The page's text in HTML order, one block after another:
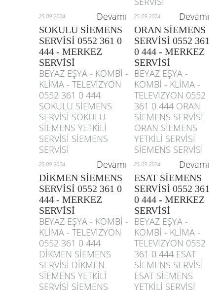
25.09.2024 Devamı 25.09.2024 Devamı
SOKULU SİEMENS
SERVİSİ 0552 361 0
444 - MERKEZ
SERVİSİ
ORAN SİEMENS
SERVİSİ 0552 361
0 444 - MERKEZ
SERVİSİ
BEYAZ EŞYA - KOMBİ -
KLİMA - TELEVİZYON
0552 361 0 444
SOKULU SİEMENS
SERVİSİ SOKULU
SİEMENS YETKİLİ
SERVİSİ SİEMENS
SERVİSİ
BEYAZ EŞYA -
KOMBİ - KLİMA -
TELEVİZYON 0552
361 0 444 ORAN
SİEMENS SERVİSİ
ORAN SİEMENS
YETKİLİ SERVİSİ
SİEMENS SERVİSİ
25.09.2024 Devamı 25.09.2024 Devamı
DİKMEN SİEMENS
SERVİSİ 0552 361 0
444 - MERKEZ
SERVİSİ
ESAT SİEMENS
SERVİSİ 0552 361
0 444 - MERKEZ
SERVİSİ
BEYAZ EŞYA - KOMBİ -
KLİMA - TELEVİZYON
0552 361 0 444
DİKMEN SİEMENS
SERVİSİ DİKMEN
SİEMENS YETKİLİ
SERVİSİ SİEMENS
BEYAZ EŞYA -
KOMBİ - KLİMA -
TELEVİZYON 0552
361 0 444 ESAT
SİEMENS SERVİSİ
ESAT SİEMENS
YETKİLİ SERVİSİ